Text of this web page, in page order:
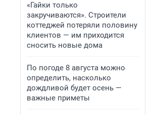
«Гайки только
закручиваются». Строители
коттеджей потеряли половину
клиентов — им приходится
сносить новые дома
По погоде 8 августа можно
определить, насколько
дождливой будет осень —
важные приметы